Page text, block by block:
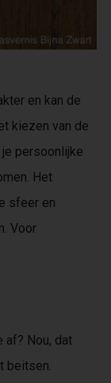
en kan de
kiezen van de
persoonlijke
Het
sfeer en
Voor
af? Nou, dat
beitsen.